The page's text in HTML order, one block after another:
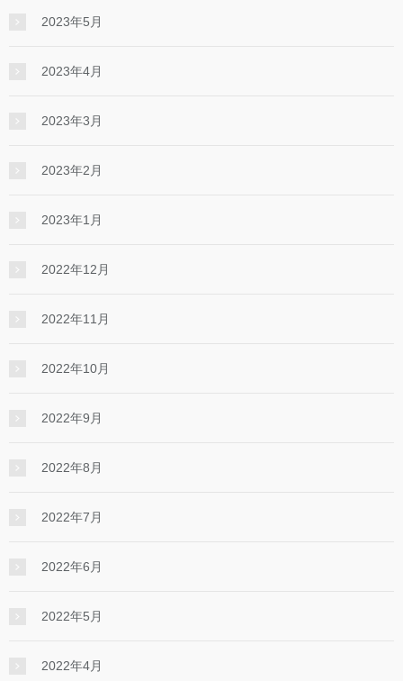
2023年5月
2023年4月
2023年3月
2023年2月
2023年1月
2022年12月
2022年11月
2022年10月
2022年9月
2022年8月
2022年7月
2022年6月
2022年5月
2022年4月